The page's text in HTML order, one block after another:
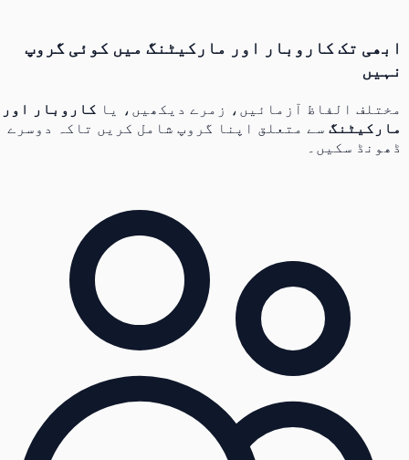
ابھی تک کاروبار اور مارکیٹنگ میں کوئی گروپ
نہیں
مختلف الفاظ آزمائیں، زمرے دیکھیں، یا کاروبار اور
مارکیٹنگسے متعلق اپنا گروپ شامل کریں تاکہ دوسرے
ڈھونڈ سکیں۔